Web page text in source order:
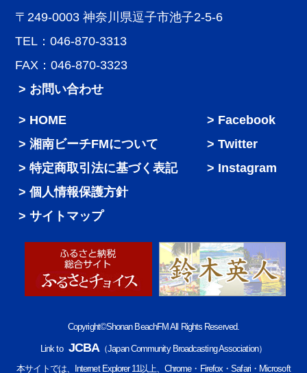
〒249-0003 神奈川県逗子市池子2-5-6
TEL：046-870-3313
FAX：046-870-3323
> お問い合わせ
HOME
湘南ビーチFMについて
特定商取引法に基づく表記
個人情報保護方針
サイトマップ
Facebook
Twitter
Instagram
Copyright©Shonan BeachFM All Rights Reserved.
Link to JCBA（Japan Community Broadcasting Association）
本サイトでは、Internet Explorer 11以上、Chrome・Firefox・Safari・Microsoft